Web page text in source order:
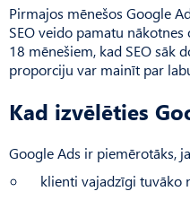
Pirmajos mēnešos Google
SEO veido pamatu
18 mēnešiem, kad SEO sāk
proporciju var mainīt par
Kad izvēlēties
Google Ads ir piemērotāks,
klienti vajadzīgi tuvāko